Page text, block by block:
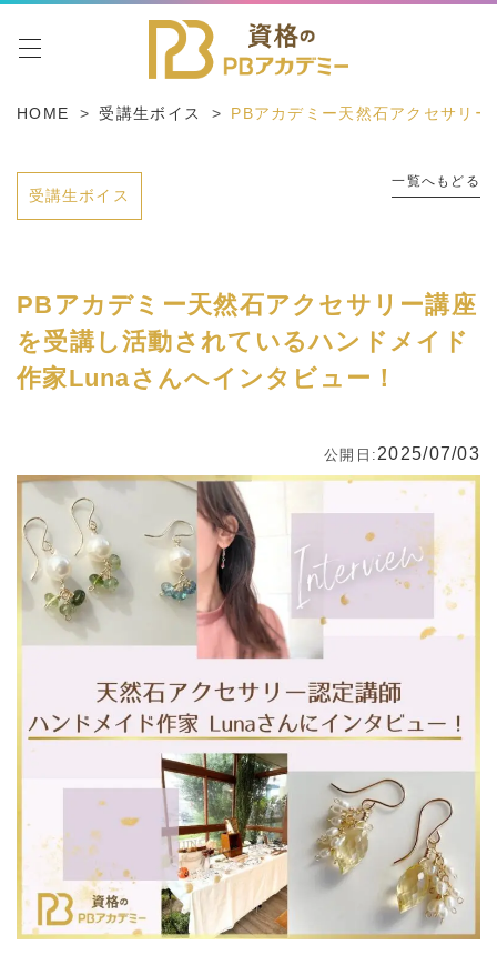
toggle navigation
HOME 受講生ボイス PBアカデミー天然石アクセサリ
受講生ボイス
一覧へもどる
PBアカデミー天然石アクセサリー講座
を受講し活動されているハンドメイド
作家Lunaさんへインタビュー！
公開日:2025/07/03